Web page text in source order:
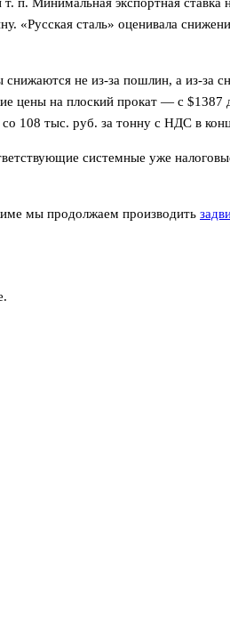
сталь» оценивала
не из-за пошлин, а из-за
цены на плоский прокат — с
со 108 тыс. руб. за тонну с НДС в
системные уже
мы продолжаем производить